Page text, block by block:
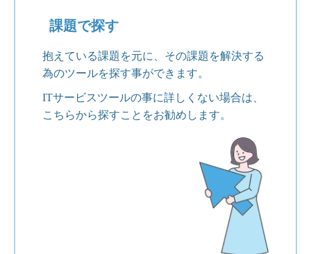
課題で探す
抱えている課題を元に、その課題を解決する
為のツールを探す事ができます。
ITサービスツールの事に詳しくない場合は、
こちらから探すことをお勧めします。